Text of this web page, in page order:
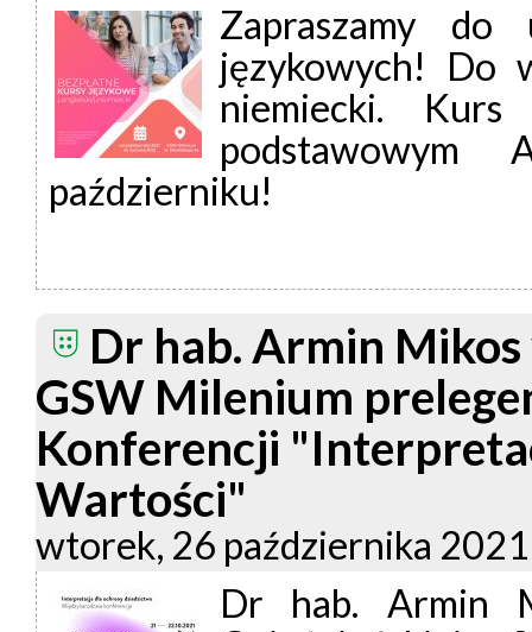
Zapraszamy do
językowych! Do
niemiecki.
październiku!
Dr hab. Armin
GSW Milenium
Konferencji
Wartości"
wtorek, 26 października
Dr hab. Armin